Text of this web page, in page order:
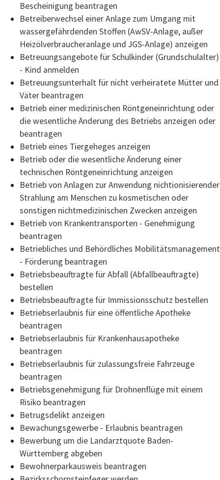
Bescheinigung beantragen
Betreiberwechsel einer Anlage zum Umgang mit
wassergefährdenden Stoffen (AwSV-Anlage, außer
Heizölverbraucheranlage und JGS-Anlage) anzeigen
Betreuungsangebote für Schulkinder (Grundschulalter)
- Kind anmelden
Betreuungsunterhalt für nicht verheiratete Mütter und
Väter beantragen
Betrieb einer medizinischen Röntgeneinrichtung oder
die wesentliche Änderung des Betriebs anzeigen oder
beantragen
Betrieb eines Tiergeheges anzeigen
Betrieb oder die wesentliche Änderung einer
technischen Röntgeneinrichtung anzeigen
Betrieb von Anlagen zur Anwendung nichtionisierender
Strahlung am Menschen zu kosmetischen oder
sonstigen nichtmedizinischen Zwecken anzeigen
Betrieb von Krankentransporten - Genehmigung
beantragen
Betriebliches und Behördliches Mobilitätsmanagement
- Förderung beantragen
Betriebsbeauftragte für Abfall (Abfallbeauftragte)
bestellen
Betriebsbeauftragte für Immissionsschutz bestellen
Betriebserlaubnis für eine öffentliche Apotheke
beantragen
Betriebserlaubnis für Krankenhausapotheke
beantragen
Betriebserlaubnis für zulassungsfreie Fahrzeuge
beantragen
Betriebsgenehmigung für Drohnenflüge mit einem
Risiko beantragen
Betrugsdelikt anzeigen
Bewachungsgewerbe - Erlaubnis beantragen
Bewerbung um die Landarztquote Baden-
Württemberg abgeben
Bewohnerparkausweis beantragen